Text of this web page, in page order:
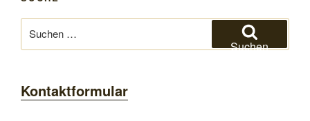
nach:
Suchen
Kontaktformular